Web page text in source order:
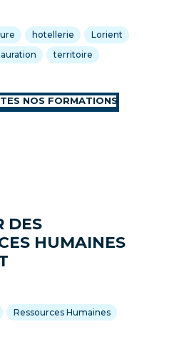
hotellerie
Lorient
territoire
DES
HUMAINES
Ressources Humaines